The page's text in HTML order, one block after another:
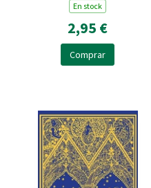
En stock
2,95 €
Comprar